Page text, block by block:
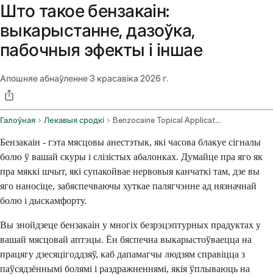
Што такое бензакаін:
выкарыстанне, дазоўка,
пабочныя эфекты і іншае
Апошняе абнаўленне3 красавіка 2026 г.
Галоўная Лекавыя сродкі Benzocaine Topical Application Route
Бензакаін - гэта мясцовы анестэтык, які часова блакуе сігналы
болю ў вашай скуры і слізістых абалонках. Думайце пра яго як
пра мяккі шчыт, які супакойвае нервовыя канчаткі там, дзе вы
яго наносіце, забяспечваючы хуткае палягчэнне ад нязначнай
болю і дыскамфорту.
Вы знойдзеце бензакаін у многіх безрэцэптурных прадуктах у
вашай мясцовай аптэцы. Ён бяспечна выкарыстоўваецца на
працягу дзесяцігоддзяў, каб дапамагчы людзям справіцца з
паўсядзённымі болямі і раздражненнямі, якія ўплываюць на